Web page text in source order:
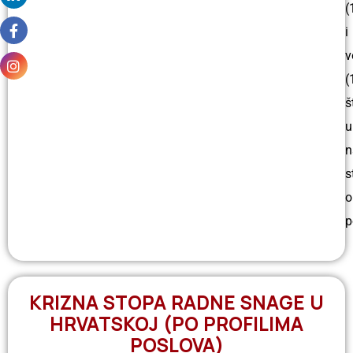
i
KRIZNA STOPA RADNE SNAGE U
HRVATSKOJ (PO PROFILIMA
POSLOVA)